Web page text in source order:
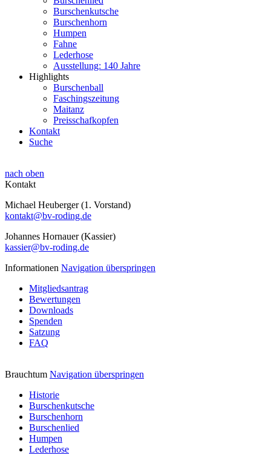
Burschenkutsche
Burschenhorn
Humpen
Fahne
Lederhose
Ausstellung: 140 Jahre
Highlights
Burschenball
Faschingszeitung
Maitanz
Preisschafkopfen
Kontakt
Suche
nach oben
Kontakt
Michael Heuberger (1. Vorstand)
kontakt@bv-roding.de
Johannes Hornauer (Kassier)
kassier@bv-roding.de
Informationen Navigation überspringen
Mitgliedsantrag
Bewertungen
Downloads
Spenden
Satzung
FAQ
Brauchtum Navigation überspringen
Historie
Burschenkutsche
Burschenhorn
Burschenlied
Humpen
Lederhose